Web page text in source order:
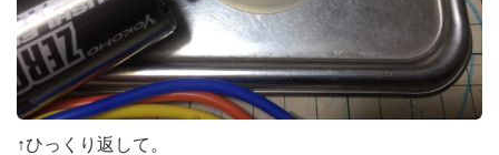
↑ひっくり返して。